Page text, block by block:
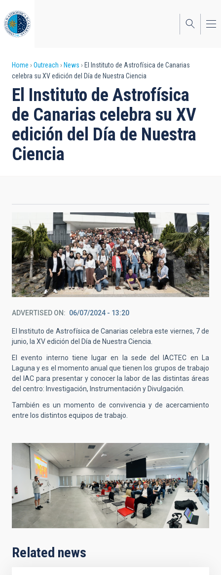
to
main
content
Breadcrumb
Home Outreach News
El Instituto de Astrofísica de Canarias
celebra su XV edición del Día de Nuestra Ciencia
El Instituto de Astrofísica
de Canarias celebra su XV
edición del Día de Nuestra
Ciencia
ADVERTISED ON 06/07/2024 - 13:20
El Instituto de Astrofísica de Canarias celebra este viernes, 7 de
junio, la XV edición del Día de Nuestra Ciencia.
El evento interno tiene lugar en la sede del IACTEC en La
Laguna y es el momento anual que tienen los grupos de trabajo
del IAC para presentar y conocer la labor de las distintas áreas
del centro: Investigación, Instrumentación y Divulgación.
También es un momento de convivencia y de acercamiento
entre los distintos equipos de trabajo.
Related news